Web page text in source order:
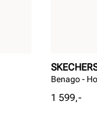
Benago -
Pris
1 599,-